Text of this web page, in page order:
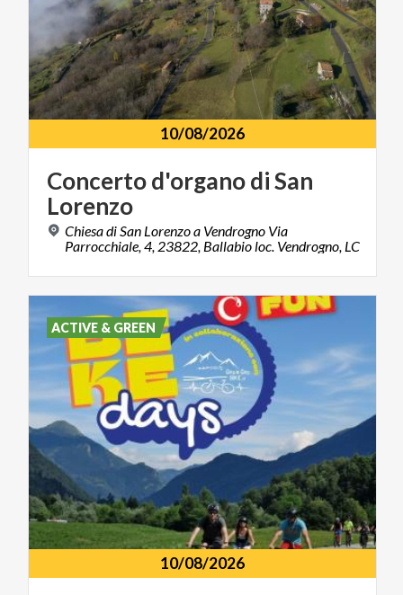
10/08/2026
Concertod'organodiSan
Lorenzo
Chiesa di San Lorenzo a Vendrogno Via
Parrocchiale, 4, 23822, Ballabio loc. Vendrogno, LC
10/08/2026
ACTIVE & GREEN